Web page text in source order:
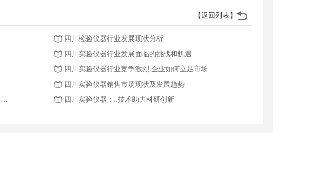
【返回列表】
四川检验仪器行业发展现状分析
四川实验仪器行业发展面临的挑战和机遇
四川实验仪器行业竞争激烈 企业如何立足市场
四川实验仪器销售市场现状及发展趋势
四川实验仪器：..技术助力科研创新